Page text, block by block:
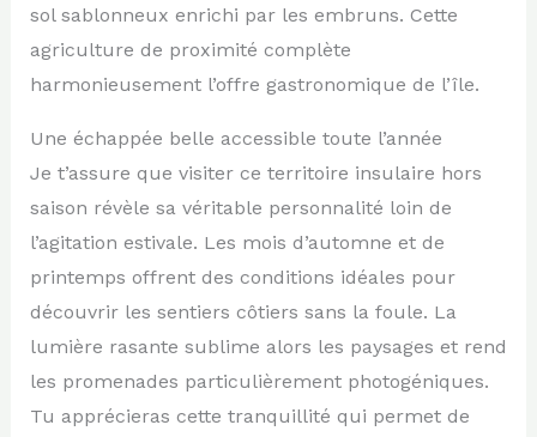
sol sablonneux enrichi par les embruns. Cette
agriculture de proximité complète
harmonieusement l’offre gastronomique de l’île.
Une échappée belle accessible toute l’année
Je t’assure que visiter ce territoire insulaire hors
saison révèle sa véritable personnalité loin de
l’agitation estivale. Les mois d’automne et de
printemps offrent des conditions idéales pour
découvrir les sentiers côtiers sans la foule. La
lumière rasante sublime alors les paysages et rend
les promenades particulièrement photogéniques.
Tu apprécieras cette tranquillité qui permet de